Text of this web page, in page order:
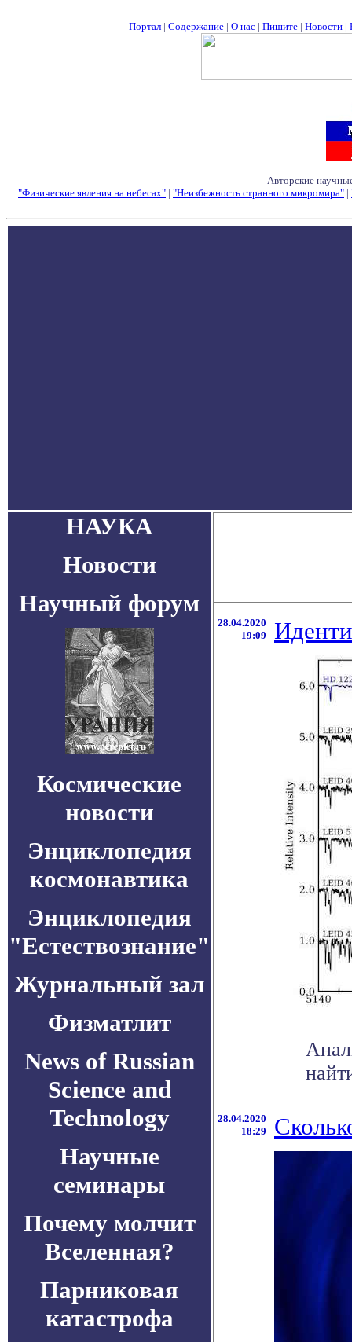
Портал| Содержание| О нас| Пишите| Новости|
Авторские
"Физические явления на небесах" | "Неизбежность странного микромира" |
НАУКА
Новости
Научный форум
Космические
новости
Энциклопедия
космонавтика
Энциклопедия
"Естествознание"
Журнальный зал
Физматлит
News of Russian
Science and
Technology
Научные
семинары
Почему молчит
Вселенная?
Парниковая
катастрофа
28.04.2020
19:09
28.04.2020
18:29